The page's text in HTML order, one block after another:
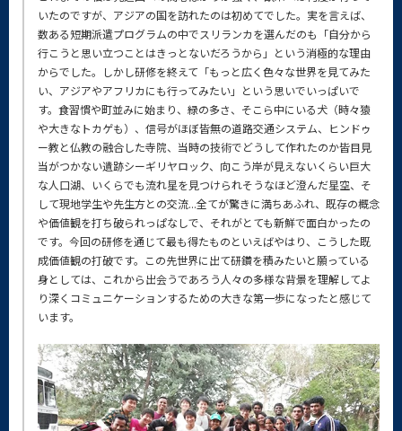
いたのですが、アジアの国を訪れたのは初めてでした。実を言えば、
数ある短期派遣プログラムの中でスリランカを選んだのも「自分から
行こうと思い立つことはきっとないだろうから」という消極的な理由
からでした。しかし研修を終えて「もっと広く色々な世界を見てみた
い、アジアやアフリカにも行ってみたい」という思いでいっぱいで
す。食習慣や町並みに始まり、緑の多さ、そこら中にいる犬（時々猿
や大きなトカゲも）、信号がほぼ皆無の道路交通システム、ヒンドゥ
ー教と仏教の融合した寺院、当時の技術でどうして作れたのか皆目見
当がつかない遺跡シーギリヤロック、向こう岸が見えないくらい巨大
な人口湖、いくらでも流れ星を見つけられそうなほど澄んだ星空、そ
して現地学生や先生方との交流...全てが驚きに満ちあふれ、既存の概念
や価値観を打ち破られっぱなしで、それがとても新鮮で面白かったの
です。今回の研修を通じて最も得たものといえばやはり、こうした既
成価値観の打破です。この先世界に出て研鑽を積みたいと願っている
身としては、これから出会うであろう人々の多様な背景を理解してよ
り深くコミュニケーションするための大きな第一歩になったと感じて
います。